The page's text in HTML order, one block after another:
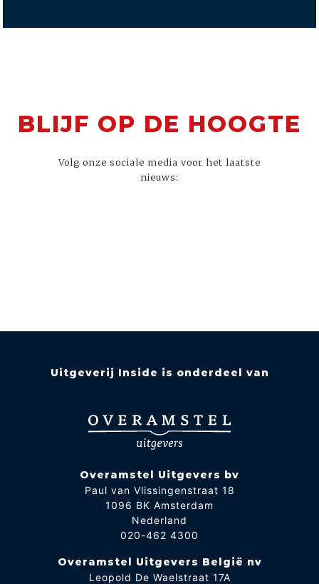
BLIJF OP DE HOOGTE
Volg onze sociale media voor het laatste
nieuws:
Uitgeverij Inside is onderdeel van
Overamstel Uitgevers bv
Paul van Vlissingenstraat 18
1096 BK Amsterdam
Nederland
020-462 4300
Overamstel Uitgevers België nv
Leopold De Waelstraat 17A